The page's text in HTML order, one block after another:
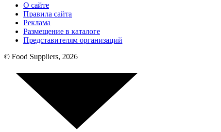
О сайте
Правила сайта
Реклама
Размещение в каталоге
Представителям организаций
© Food Suppliers, 2026